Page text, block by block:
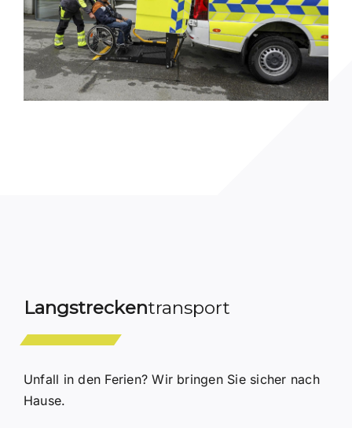
Langstreckentransport
Unfall in den Ferien? Wir bringen Sie sicher nach
Hause.